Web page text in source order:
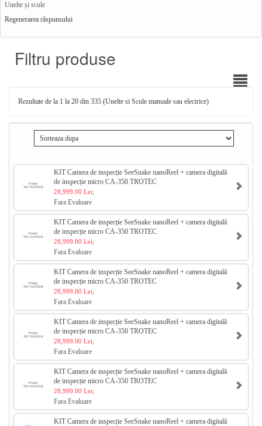
Unelte și scule
Regenerarea răspunsului
Filtru produse
Rezultate de la 1 la 20 din 335 (Unelte si Scule manuale sau electrice)
KIT Camera de inspecție SeeSnake nanoReel + camera digitală
de inspecție micro CA-350 TROTEC
28,999.00 Lei;
Fara Evaluare
KIT Camera de inspecție SeeSnake nanoReel + camera digitală
de inspecție micro CA-350 TROTEC
28,999.00 Lei;
Fara Evaluare
KIT Camera de inspecție SeeSnake nanoReel + camera digitală
de inspecție micro CA-350 TROTEC
28,999.00 Lei;
Fara Evaluare
KIT Camera de inspecție SeeSnake nanoReel + camera digitală
de inspecție micro CA-350 TROTEC
28,999.00 Lei;
Fara Evaluare
KIT Camera de inspecție SeeSnake nanoReel + camera digitală
de inspecție micro CA-350 TROTEC
28,999.00 Lei;
Fara Evaluare
KIT Camera de inspecție SeeSnake nanoReel + camera digitală